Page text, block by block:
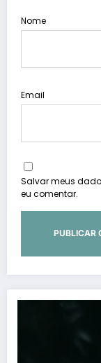
Nome
Email
Salvar meus
eu comentar.